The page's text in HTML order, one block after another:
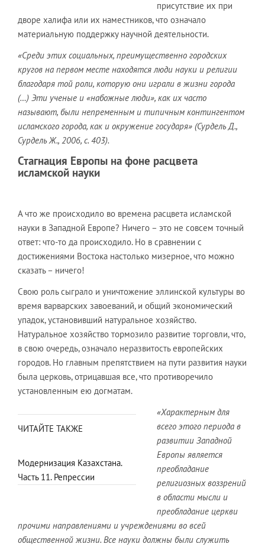
присутствие их при
дворе халифа или их наместников, что означало
материальную поддержку научной деятельности.
«Среди этих социальных, преимущественно городских
кругов на первом месте находятся люди науки и религии
благодаря той роли, которую они играли в жизни города
(…) Эти ученые и «набожные люди», как их часто
называют, были непременным и типичным контингентом
исламского города, как и окружение государя» (Сурдель Д.,
Сурдель Ж., 2006, с. 403).
Стагнация Европы на фоне расцвета
исламской науки
А что же происходило во времена расцвета исламской
науки в Западной Европе? Ничего – это не совсем точный
ответ: что-то да происходило. Но в сравнении с
достижениями Востока настолько мизерное, что можно
сказать – ничего!
Свою роль сыграло и уничтожение эллинской культуры во
время варварских завоеваний, и общий экономический
упадок, установивший натуральное хозяйство.
Натуральное хозяйство тормозило развитие торговли, что,
в свою очередь, означало неразвитость европейских
городов. Но главным препятствием на пути развития науки
была церковь, отрицавшая все, что противоречило
установленным ею догматам.
ЧИТАЙТЕ ТАКЖЕ
Модернизация Казахстана.
Часть 11. Репрессии
«Характерным для
всего этого периода в
развитии Западной
Европы является
преобладание
религиозных воззрений
в области мысли и
преобладание церкви
прочими направлениями и учреждениями во всей
общественной жизни. Все науки должны были служить